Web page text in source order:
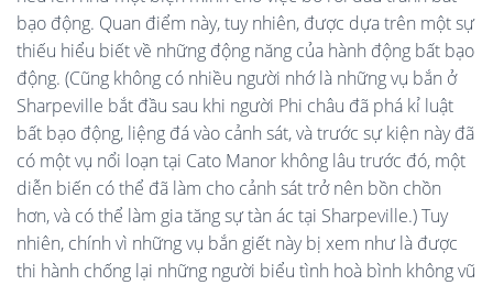
bạo động. Quan điểm này, tuy nhiên, được dựa trên một sự
thiếu hiểu biết về những động năng của hành động bất bạo
động. (Cũng không có nhiều người nhớ là những vụ bắn ở
Sharpeville bắt đầu sau khi người Phi châu đã phá kỉ luật
bất bạo động, liệng đá vào cảnh sát, và trước sự kiện này đã
có một vụ nổi loạn tại Cato Manor không lâu trước đó, một
diễn biến có thể đã làm cho cảnh sát trở nên bồn chồn
hơn, và có thể làm gia tăng sự tàn ác tại Sharpeville.) Tuy
nhiên, chính vì những vụ bắn giết này bị xem như là được
thi hành chống lại những người biểu tình hoà bình không vũ